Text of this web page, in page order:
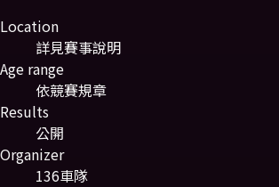
Location
詳見賽事說明
Age range
依競賽規章
Results
公開
Organizer
136車隊